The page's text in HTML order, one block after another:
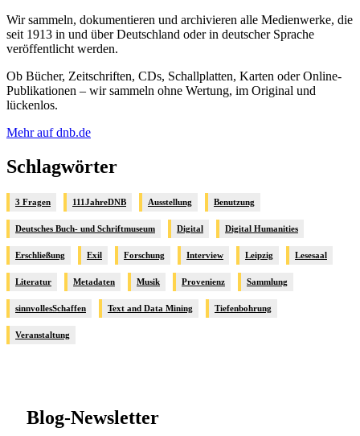
Wir sammeln, dokumentieren und archivieren alle Medienwerke, die
seit 1913 in und über Deutschland oder in deutscher Sprache
veröffentlicht werden.
Ob Bücher, Zeitschriften, CDs, Schallplatten, Karten oder Online-
Publikationen – wir sammeln ohne Wertung, im Original und
lückenlos.
Mehr auf dnb.de
Schlagwörter
3 Fragen 111JahreDNB Ausstellung Benutzung
Deutsches Buch- und Schriftmuseum Digital Digital Humanities
Erschließung Exil Forschung Interview Leipzig Lesesaal
Literatur Metadaten Musik Provenienz Sammlung
sinnvollesSchaffen Text and Data Mining Tiefenbohrung
Veranstaltung
Blog-Newsletter